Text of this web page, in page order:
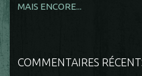
MAIS ENCORE...
COMMENTAIRES